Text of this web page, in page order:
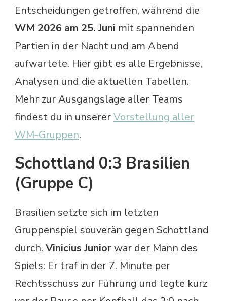
Entscheidungen getroffen, während die
WM 2026 am 25. Juni mit spannenden
Partien in der Nacht und am Abend
aufwartete. Hier gibt es alle Ergebnisse,
Analysen und die aktuellen Tabellen.
Mehr zur Ausgangslage aller Teams
findest du in unsererVorstellung aller
WM-Gruppen.
Schottland 0:3 Brasilien
(Gruppe C)
Brasilien setzte sich im letzten
Gruppenspiel souverän gegen Schottland
durch. Vinicius Juniorwar der Mann des
Spiels: Er traf in der 7. Minute per
Rechtsschuss zur Führung und legte kurz